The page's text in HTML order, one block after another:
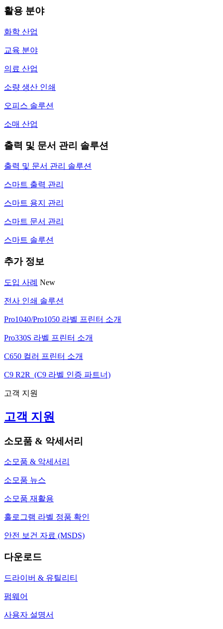
활용 분야
화학 산업
교육 분야
의료 산업
소량 생산 인쇄
오피스 솔루션
소매 산업
출력 및 문서 관리 솔루션
출력 및 문서 관리 솔루션
스마트 출력 관리
스마트 용지 관리
스마트 문서 관리
스마트 솔루션
추가 정보
도입 사례 New
전사 인쇄 솔루션
Pro1040/Pro1050 라벨 프린터 소개
Pro330S 라벨 프린터 소개
C650 컬러 프린터 소개
C9 R2R (C9 라벨 인증 파트너)
고객 지원
고객 지원
소모품 & 악세서리
소모품 & 악세서리
소모품 뉴스
소모품 재활용
홀로그램 라벨 정품 확인
안전 보건 자료 (MSDS)
다운로드
드라이버 & 유틸리티
펌웨어
사용자 설명서